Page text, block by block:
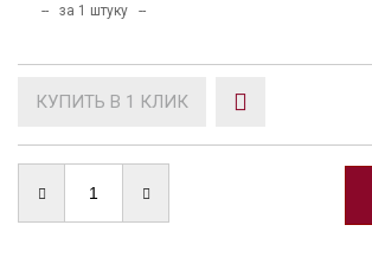
-- за 1 штуку --
КУПИТЬ В 1 КЛИК